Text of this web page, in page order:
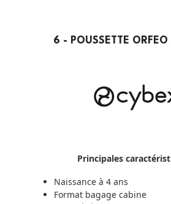
6 - POUSSETTE
Principales
Naissance à 4 ans
Format bagage cabine